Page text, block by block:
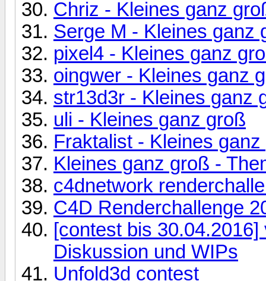
Chriz - Kleines ganz
Serge M - Kleines ganz
pixel4 - Kleines ganz
oingwer - Kleines ganz
str13d3r - Kleines ganz
uli - Kleines ganz groß
Fraktalist - Kleines
Kleines ganz groß -
c4dnetwork
C4D Renderchallenge
[contest bis
Diskussion und WIPs
Unfold3d contest